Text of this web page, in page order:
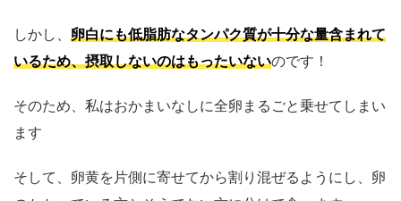
しかし、 卵白にも低脂肪なタンパク質が十分な量含まれて
いるため、摂取しないのはもったいないのです！
そのため、私はおかまいなしに全卵まるごと乗せてしまい
ます
そして、卵黄を片側に寄せてから割り混ぜるようにし、卵